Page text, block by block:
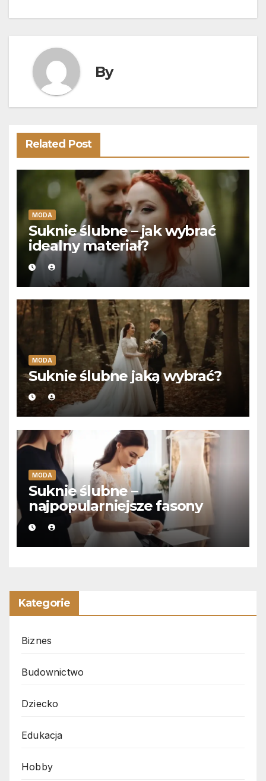
By
Related Post
MODA
Suknie ślubne – jak wybrać
idealny materiał?
MODA
Suknie ślubne jaką wybrać?
MODA
Suknie ślubne –
najpopularniejsze fasony
Kategorie
Biznes
Budownictwo
Dziecko
Edukacja
Hobby